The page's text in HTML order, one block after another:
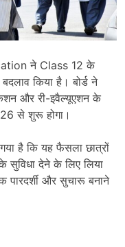
ने Class 12 के
किया है। बोर्ड ने
और री-इवैल्यूएशन के
से शुरू होगा।
गया है कि यह फैसला छात्रों
सुविधा देने के लिए लिया
पारदर्शी और सुचारू बनाने